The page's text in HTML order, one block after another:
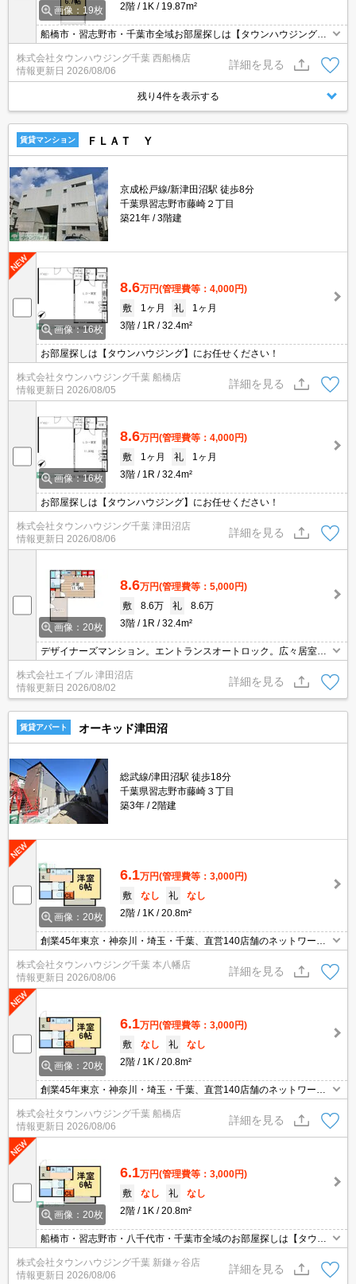
画像：19枚
2階
1K 19.87m²
船橋市・習志野市・千葉市全域お部屋探しは【タウンハウジング】
にお任せください！
株式会社タウンハウジング千葉 西船橋店
情報更新日 2026/08/06
詳細を見る
残り4件を表示する
賃貸マンション ＦＬＡＴ Ｙ
京成松戸線/新津田沼駅 徒歩8分
千葉県習志野市藤崎２丁目
築21年
3階建
画像：16枚
8.6万円(管理費等：4,000円)
敷
1ヶ月 礼
1ヶ月
3階
1R 32.4m²
お部屋探しは【タウンハウジング】にお任せください！
株式会社タウンハウジング千葉 船橋店
情報更新日 2026/08/05
詳細を見る
画像：16枚
8.6万円(管理費等：4,000円)
敷
1ヶ月 礼
1ヶ月
3階
1R 32.4m²
お部屋探しは【タウンハウジング】にお任せください！
株式会社タウンハウジング千葉 津田沼店
情報更新日 2026/08/06
詳細を見る
画像：20枚
8.6万円(管理費等：5,000円)
敷
8.6万 礼
8.6万
3階
1R 32.4m²
デザイナーズマンション。エントランスオートロック。広々居室11.
9帖。追焚給湯。経済的な都市ガス使用。経済的な都市ガス使用。
鉄筋コンクリート造。久しぶりに空きました。退去時の清掃費実
費。
株式会社エイブル 津田沼店
情報更新日 2026/08/02
詳細を見る
賃貸アパート オーキッド津田沼
総武線/津田沼駅 徒歩18分
千葉県習志野市藤崎３丁目
築3年
2階建
画像：20枚
6.1万円(管理費等：3,000円)
敷
なし 礼
なし
2階
1K 20.8m²
創業45年東京・神奈川・埼玉・千葉、直営140店舗のネットワー
ク。お部屋探しはタウンハウジングにお任せ下さい！
株式会社タウンハウジング千葉 本八幡店
情報更新日 2026/08/06
詳細を見る
画像：20枚
6.1万円(管理費等：3,000円)
敷
なし 礼
なし
2階
1K 20.8m²
創業45年東京・神奈川・埼玉・千葉、直営140店舗のネットワー
ク。お部屋探しはタウンハウジングにお任せ下さい！
株式会社タウンハウジング千葉 船橋店
情報更新日 2026/08/06
詳細を見る
画像：20枚
6.1万円(管理費等：3,000円)
敷
なし 礼
なし
2階
1K 20.8m²
船橋市・習志野市・八千代市・千葉市全域のお部屋探しは【タウン
ハウジング】にお任せください！
株式会社タウンハウジング千葉 新鎌ヶ谷店
情報更新日 2026/08/06
詳細を見る